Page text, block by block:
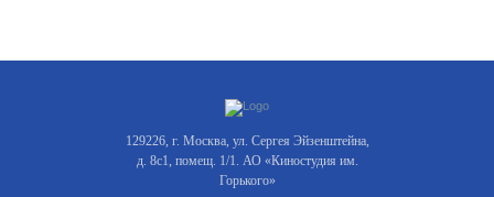
129226, г. Москва, ул. Сергея Эйзенштейна,
д. 8с1, помещ. 1/1. АО «Киностудия им.
Горького»